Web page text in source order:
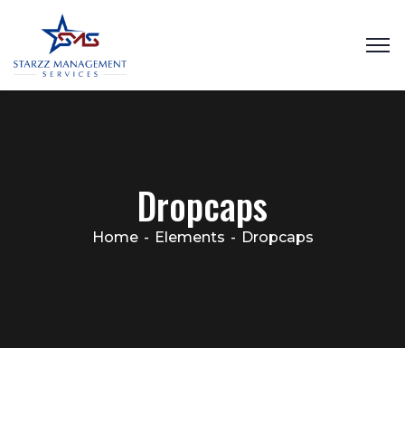
Dropcaps
Home Elements Dropcaps